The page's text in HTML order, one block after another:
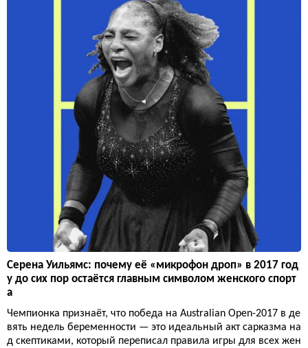
Серена Уильямс: почему её «микрофон дроп» в 2017 год
у до сих пор остаётся главным символом женского спорт
а
Чемпионка признаёт, что победа на Australian Open-2017 в де
вять недель беременности — это идеальный акт сарказма на
д скептиками, который переписал правила игры для всех жен